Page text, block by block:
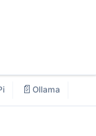
📄 Ollama